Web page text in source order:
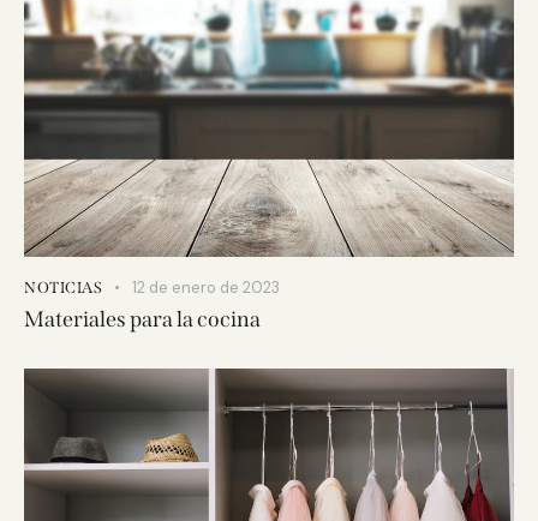
NOTICIAS 12 de enero de 2023
Materiales para la cocina